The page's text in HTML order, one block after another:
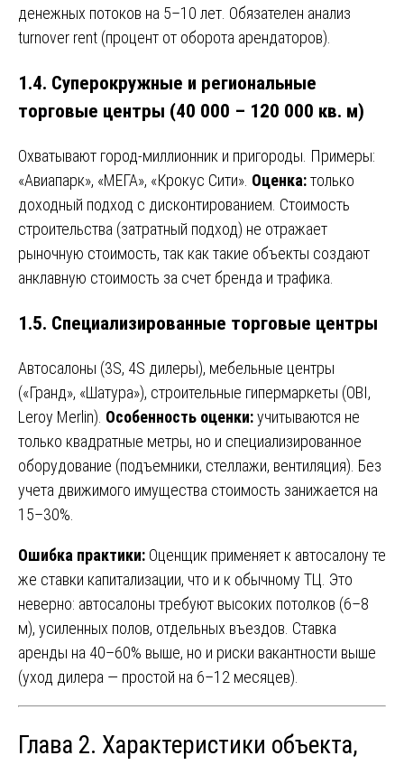
денежных потоков на 5–10 лет. Обязателен анализ
turnover rent (процент от оборота арендаторов).
1.4. Суперокружные и региональные
торговые центры (40 000 – 120 000 кв. м)
Охватывают город-миллионник и пригороды. Примеры:
«Авиапарк», «МЕГА», «Крокус Сити». Оценка:только
доходный подход с дисконтированием. Стоимость
строительства (затратный подход) не отражает
рыночную стоимость, так как такие объекты создают
анклавную стоимость за счет бренда и трафика.
1.5. Специализированные торговые центры
Автосалоны (3S, 4S дилеры), мебельные центры
(«Гранд», «Шатура»), строительные гипермаркеты (OBI,
Leroy Merlin). Особенность оценки:учитываются не
только квадратные метры, но и специализированное
оборудование (подъемники, стеллажи, вентиляция). Без
учета движимого имущества стоимость занижается на
15–30%.
Ошибка практики: Оценщик применяет к автосалону те
же ставки капитализации, что и к обычному ТЦ. Это
неверно: автосалоны требуют высоких потолков (6–8
м), усиленных полов, отдельных въездов. Ставка
аренды на 40–60% выше, но и риски вакантности выше
(уход дилера — простой на 6–12 месяцев).
Глава 2. Характеристики объекта,